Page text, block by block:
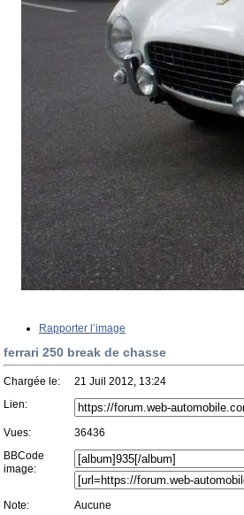
Rapporter l’image
ferrari 250 break de chasse
Chargée le:
21 Juil 2012, 13:24
Lien:
Vues:
36436
BBCode
image:
Note: Aucune